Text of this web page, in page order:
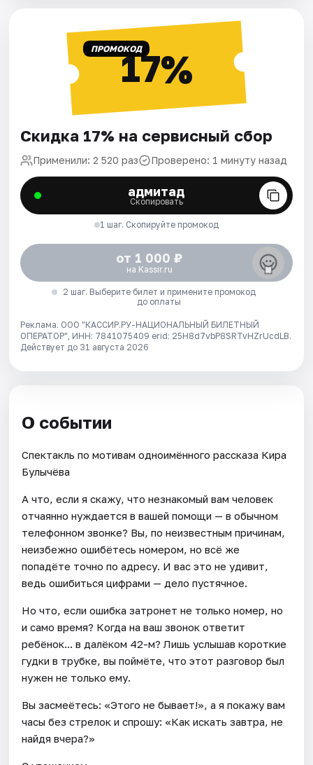
ПРОМОКОД17%
Скидка 17% на сервисный сбор
Применили: 2 520 раз Проверено: 1 минуту назад
адмитад
Скопировать
1 шаг. Скопируйте промокод
от 1 000 ₽
на Kassir.ru
2 шаг. Выберите билет и примените промокод
до оплаты
Реклама. ООО "КАССИР.РУ-НАЦИОНАЛЬНЫЙ БИЛЕТНЫЙ
ОПЕРАТОР", ИНН: 7841075409 erid: 25H8d7vbP8SRTvHZrUcdLB.
Действует до 31 августа 2026
О событии
Спектакль по мотивам одноимённого рассказа Кира
Булычёва
А что, если я скажу, что незнакомый вам человек
отчаянно нуждается в вашей помощи — в обычном
телефонном звонке? Вы, по неизвестным причинам,
неизбежно ошибётесь номером, но всё же
попадёте точно по адресу. И вас это не удивит,
ведь ошибиться цифрами — дело пустячное.
Но что, если ошибка затронет не только номер, но
и само время? Когда на ваш звонок ответит
ребёнок... в далёком 42-м? Лишь услышав короткие
гудки в трубке, вы поймёте, что этот разговор был
нужен не только ему.
Вы засмеётесь: «Этого не бывает!», а я покажу вам
часы без стрелок и спрошу: «Как искать завтра, не
найдя вчера?»